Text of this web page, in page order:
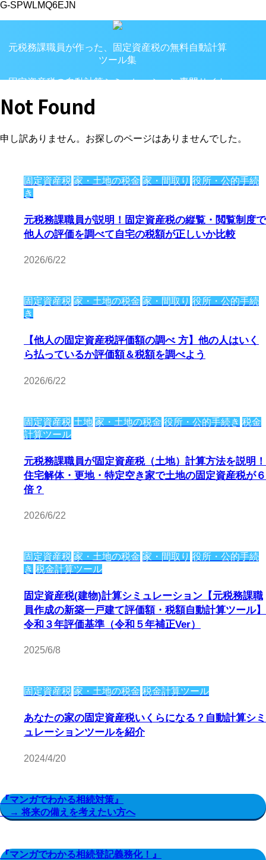
G-SPWLMQ6EJN
元税務課職員が作った、固定資産税の無料自動計算
ツール集
固定資産税の自動計算シミュレーション専門サイト
Not Found
申し訳ありません。お探しのページはありませんでした。
固定資産税 家・土地の税金 家・間取り 役所・公的手続
き
元税務課職員が説明！固定資産税の縦覧・閲覧制度で
他人の評価を調べて自宅の税額が正しいか比較
2026/6/22
固定資産税 家・土地の税金 家・間取り 役所・公的手続
き
【他人の固定資産税評価額の調べ 方】他の人はいく
ら払っているか評価額＆税額を調べよう
2026/6/22
固定資産税 土地 家・土地の税金 役所・公的手続き 税金
計算ツール
元税務課職員が固定資産税（土地）計算方法を説明！
住宅解体・更地・特定空き家で土地の固定資産税が６
倍？
2026/6/22
固定資産税 家・土地の税金 家・間取り 役所・公的手続
き 税金計算ツール
固定資産税(建物)計算シミュレーション【元税務課職
員作成の新築一戸建て評価額・税額自動計算ツール】
令和３年評価基準（令和５年補正Ver）
2025/6/8
固定資産税 家・土地の税金 税金計算ツール
あなたの家の固定資産税いくらになる？自動計算シミ
ュレーションツールを紹介
2024/4/20
『マンガでわかる相続対策』
→ 将来の備えを考えたい方へ
『マンガでわかる相続登記義務化！』